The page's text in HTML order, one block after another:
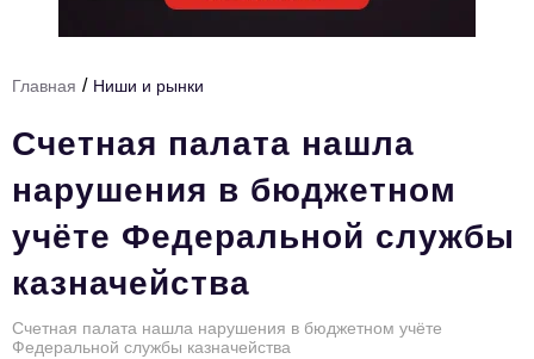
Технологии и тренды
HR
Персона номера
Юридический практикум
Стиль жизни
Туризм
Главная / Ниши и рынки
Счетная палата нашла
нарушения в бюджетном
учёте Федеральной службы
казначейства
Счетная палата нашла нарушения в бюджетном учёте
Федеральной службы казначейства